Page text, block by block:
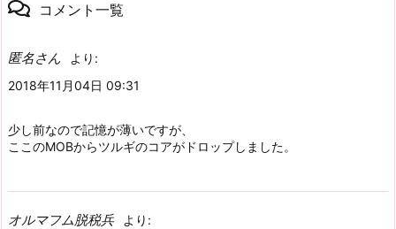
コメント一覧
匿名さん
より:
2018年11月04日 09:31
少し前なので記憶が薄いですが、
ここのMOBからツルギのコアがドロップしました。
オルマフム脱税兵
より: